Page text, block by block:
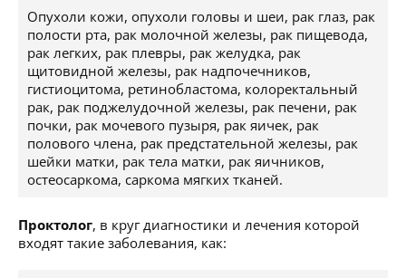
Опухоли кожи, опухоли головы и шеи, рак глаз, рак
полости рта, рак молочной железы, рак пищевода,
рак легких, рак плевры, рак желудка, рак
щитовидной железы, рак надпочечников,
гистиоцитома, ретинобластома, колоректальный
рак, рак поджелудочной железы, рак печени, рак
почки, рак мочевого пузыря, рак яичек, рак
полового члена, рак предстательной железы, рак
шейки матки, рак тела матки, рак яичников,
остеосаркома, саркома мягких тканей.
Проктолог, в круг диагностики и лечения которой
входят такие заболевания, как: